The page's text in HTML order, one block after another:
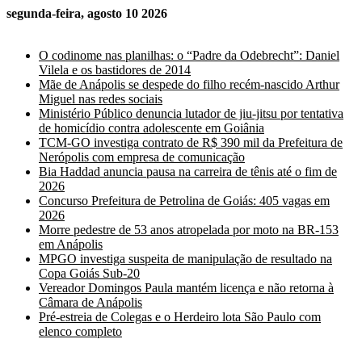
segunda-feira, agosto 10 2026
O codinome nas planilhas: o “Padre da Odebrecht”: Daniel
Vilela e os bastidores de 2014
Mãe de Anápolis se despede do filho recém-nascido Arthur
Miguel nas redes sociais
Ministério Público denuncia lutador de jiu-jitsu por tentativa
de homicídio contra adolescente em Goiânia
TCM-GO investiga contrato de R$ 390 mil da Prefeitura de
Nerópolis com empresa de comunicação
Bia Haddad anuncia pausa na carreira de tênis até o fim de
2026
Concurso Prefeitura de Petrolina de Goiás: 405 vagas em
2026
Morre pedestre de 53 anos atropelada por moto na BR-153
em Anápolis
MPGO investiga suspeita de manipulação de resultado na
Copa Goiás Sub-20
Vereador Domingos Paula mantém licença e não retorna à
Câmara de Anápolis
Pré-estreia de Colegas e o Herdeiro lota São Paulo com
elenco completo